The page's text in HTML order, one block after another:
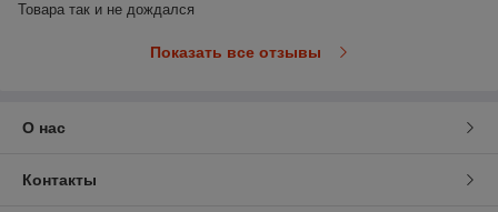
Товара так и не дождался
Показать все отзывы
О нас
Контакты